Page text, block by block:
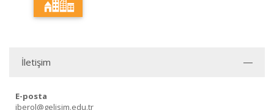
İletişim
E-posta
iberol@gelisim.edu.tr